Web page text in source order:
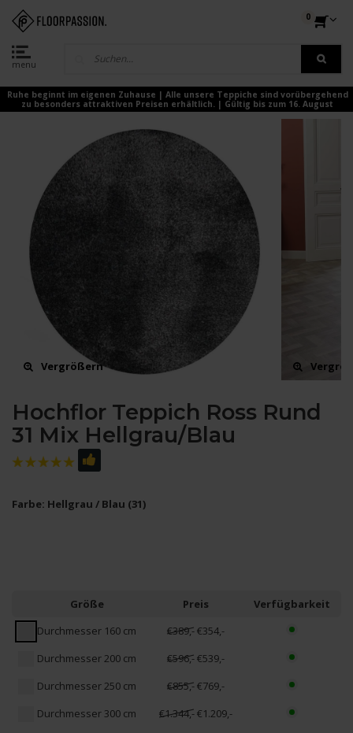
menu
0
Ruhe beginnt im eigenen Zuhause | Alle unsere Teppiche sind vorübergehend
zu besonders attraktiven Preisen erhältlich. | Gültig bis zum 16. August
Vergrößern
Hochflor Teppich Ross Rund
31 Mix Hellgrau/Blau
Farbe: Hellgrau / Blau (31)
Größe Preis
Verfügbarkeit
Durchmesser 160 cm
€389,-€354,-
Durchmesser 200 cm
€596,-€539,-
Durchmesser 250 cm
€855,-€769,-
Durchmesser 300 cm
€1.344,-€1.209,-